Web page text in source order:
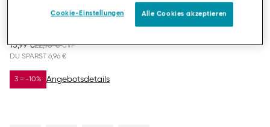
UNTERHEMD MIT SPAGHETTITRÄGERN
15,99 €22,95 €
DU SPARST6,96 €
3 = -10% Angebotsdetails
Cookie-Einstellungen Alle Cookies akzeptieren